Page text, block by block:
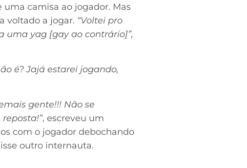
camisa ao jogador. Mas
voltado a jogar. “Voltei pro
uma yag [gay ao contrário]”,
é? Jajá estarei jogando,
gente!!! Não se
, escreveu um
com o jogador debochando
outro internauta.